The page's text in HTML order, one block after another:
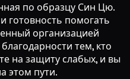
по образцу Син Цю.
готовность помогать
организацией
тем, кто
на защиту слабых, и вы
этом пути.